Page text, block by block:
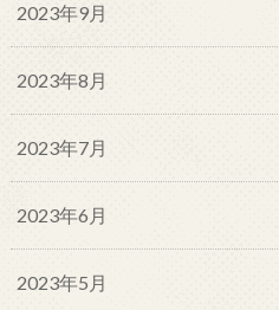
2023年9月
2023年8月
2023年7月
2023年6月
2023年5月